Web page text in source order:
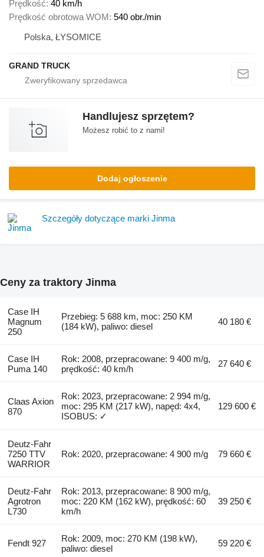
Prędkość 40 km/h
Prędkość obrotowa WOM 540 obr./min
Polska, ŁYSOMICE
GRAND TRUCK
Handlujesz sprzętem?
Możesz robić to z nami!
Dodaj ogłoszenie
Szczegóły dotyczące marki Jinma
Ceny za traktory Jinma
Case IH
Magnum
250
Przebieg: 5 688 km, moc: 250 KM
(184 kW), paliwo: diesel
40 180 €
Case IH
Puma 140
Rok: 2008, przepracowane: 9 400 m/g,
prędkość: 40 km/h
27 640 €
Claas Axion
870
Rok: 2023, przepracowane: 2 994 m/g,
moc: 295 KM (217 kW), napęd: 4x4,
ISOBUS: ✓
129 600 €
Deutz-Fahr
7250 TTV
WARRIOR
Rok: 2020, przepracowane: 4 900 m/g 79 660 €
Deutz-Fahr
Agrotron
L730
Rok: 2013, przepracowane: 8 900 m/g,
moc: 220 KM (162 kW), prędkość: 60
km/h
39 250 €
Fendt 927
Rok: 2009, moc: 270 KM (198 kW),
paliwo: diesel
59 220 €